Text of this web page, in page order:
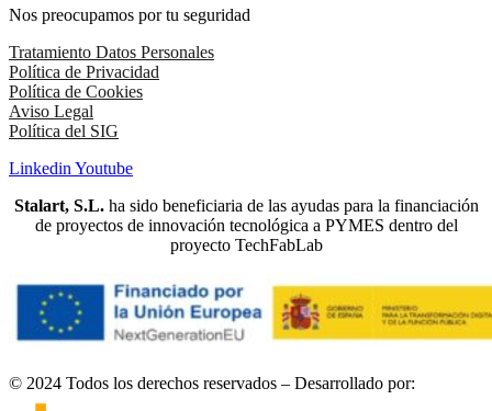
Nos preocupamos por tu seguridad
Tratamiento Datos Personales
Política de Privacidad
Política de Cookies
Aviso Legal
Política del SIG
Linkedin Youtube
Stalart, S.L.ha sido beneficiaria de las ayudas para la financiación
de proyectos de innovación tecnológica a PYMES dentro del
proyecto TechFabLab
© 2024 Todos los derechos reservados – Desarrollado por: